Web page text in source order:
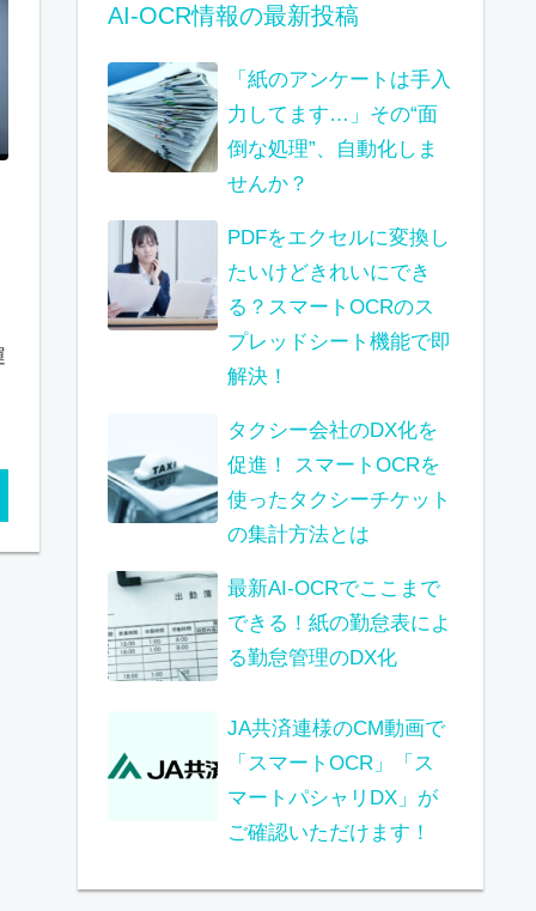
AI-OCR情報の最新投稿
「紙のアンケートは手入
力してます…」その“面
倒な処理”、自動化しま
せんか？
PDFをエクセルに変換し
たいけどきれいにでき
る？スマートOCRのス
プレッドシート機能で即
解決！
タクシー会社のDX化を
促進！ スマートOCRを
使ったタクシーチケット
の集計方法とは
最新AI-OCRでここまで
できる！紙の勤怠表によ
る勤怠管理のDX化
JA共済連様のCM動画で
「スマートOCR」「ス
マートパシャリDX」が
ご確認いただけます！